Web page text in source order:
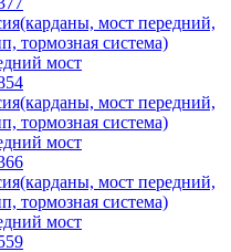
мост передний,
тормозная система)
мост
мост передний,
тормозная система)
мост
мост передний,
тормозная система)
мост